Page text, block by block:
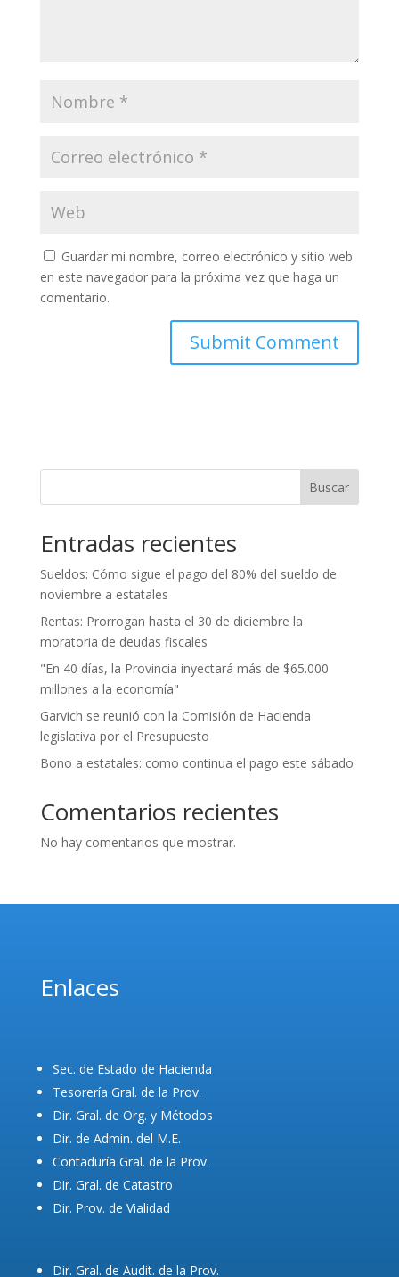
Guardar mi nombre, correo electrónico y sitio web
en este navegador para la próxima vez que haga un
comentario.
Buscar
Entradas recientes
Sueldos: Cómo sigue el pago del 80% del sueldo de
noviembre a estatales
Rentas: Prorrogan hasta el 30 de diciembre la
moratoria de deudas fiscales
"En 40 días, la Provincia inyectará más de $65.000
millones a la economía"
Garvich se reunió con la Comisión de Hacienda
legislativa por el Presupuesto
Bono a estatales: como continua el pago este sábado
Comentarios recientes
No hay comentarios que mostrar.
Enlaces
Sec. de Estado de Hacienda
Tesorería Gral. de la Prov.
Dir. Gral. de Org. y Métodos
Dir. de Admin. del M.E.
Contaduría Gral. de la Prov.
Dir. Gral. de Catastro
Dir. Prov. de Vialidad
Dir. Gral. de Audit. de la Prov.